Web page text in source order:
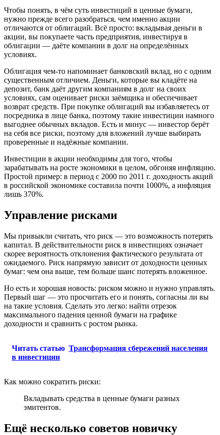
Чтобы понять, в чём суть инвестиций в ценные бумаги,
нужно прежде всего разобраться, чем именно акции
отличаются от облигаций. Всё просто: вкладывая деньги в
акции, вы покупаете часть предприятия, инвестируя в
облигации — даёте компании в долг на определённых
условиях.
Облигация чем-то напоминает банковский вклад, но с одним
существенным отличием. Деньги, которые вы кладёте на
депозит, банк даёт другим компаниям в долг на своих
условиях, сам оценивает риски заёмщика и обеспечивает
возврат средств. При покупке облигаций вы избавляетесь от
посредника в лице банка, поэтому такие инвестиции намного
выгоднее обычных вкладов. Есть и минус — инвестор берёт
на себя все риски, поэтому для вложений лучше выбирать
проверенные и надёжные компании.
Инвестиции в акции необходимы для того, чтобы
зарабатывать на росте экономики в целом, обгоняя инфляцию.
Простой пример: в период с 2000 по 2011 г. доходность акций
в российской экономике составила почти 1000%, а инфляция
лишь 370%.
Управление рисками
Мы привыкли считать, что риск — это возможность потерять
капитал. В действительности риск в инвестициях означает
скорее вероятность отклонения фактического результата от
ожидаемого. Риск напрямую зависит от доходности ценных
бумаг: чем она выше, тем больше шанс потерять вложенное.
Но есть и хорошая новость: риском можно и нужно управлять.
Первый шаг — это просчитать его и понять, согласны ли вы
на такие условия. Сделать это легко: найти отрезок
максимального падения ценной бумаги на графике
доходности и сравнить с ростом рынка.
Читать статью Трансформация сбережений населения
в инвестиции
Как можно сократить риски:
Вкладывать средства в ценные бумаги разных
эмитентов.
Ещё несколько советов новичку